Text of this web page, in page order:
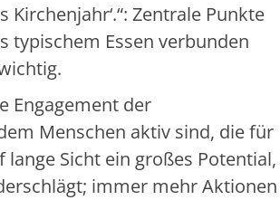
Zentrale Punkte
typischem Essen verbunden
Engagement der
Menschen aktiv sind, die für
Sicht ein großes Potential,
immer mehr Aktionen